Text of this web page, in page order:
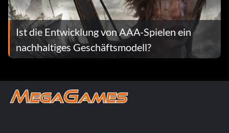
Ist die Entwicklung von AAA-Spielen ein
nachhaltiges Geschäftsmodell?